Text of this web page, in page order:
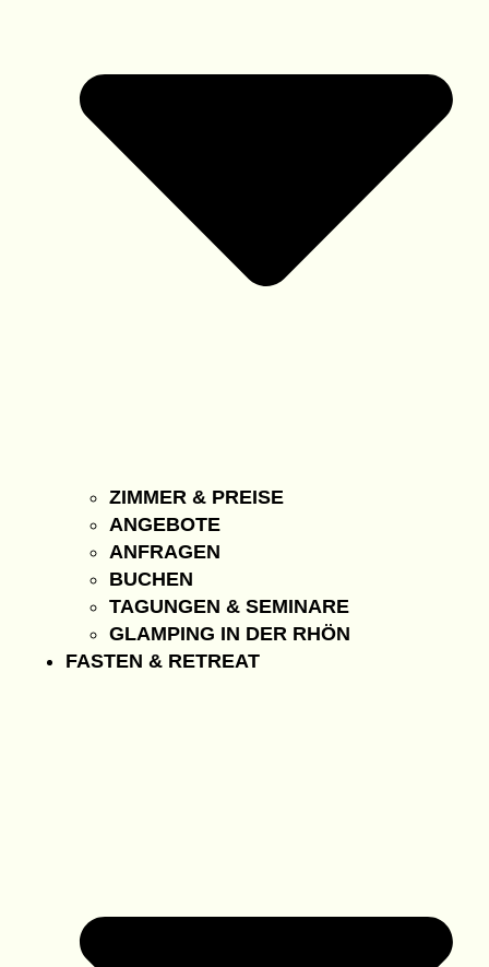
ZIMMER & PREISE
ANGEBOTE
ANFRAGEN
BUCHEN
TAGUNGEN & SEMINARE
GLAMPING IN DER RHÖN
FASTEN & RETREAT